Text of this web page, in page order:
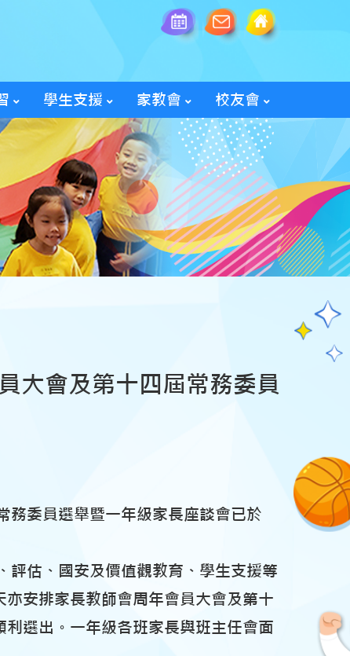
學生支援 家教會 校友會
大會及第十四屆常務委員
委員選舉暨一年級家長座談會已於
估、國安及價值觀教育、學生支援等
安排家長教師會周年會員大會及第十
選出。一年級各班家長與班主任會面